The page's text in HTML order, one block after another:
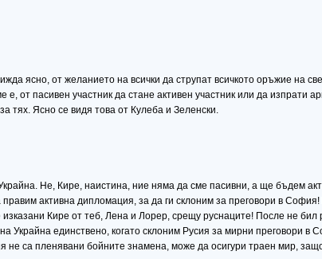
ясно, от желанието на всички да струпат всичкото оръжие на
от пасивен участник да стане активен участник или да изпрати
тях. Ясно се видя това от Кулеба и Зеленски.
Не, Кире, наистина, ние няма да сме пасивни, а ще бъдем
активна дипломация, за да ги склоним за преговори в
Кире от теб, Лена и Лорер, срещу руснаците! После не
единствено, когато склоним Русия за мирни преговори в
не са пленявани бойните знамена, може да осигури траен мир,